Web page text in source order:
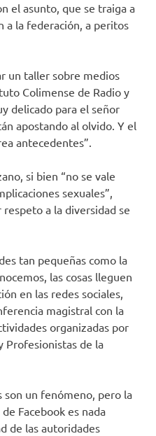
el asunto, que se traiga a
a la federación, a peritos
un taller sobre medios
Colimense de Radio y
delicado para el señor
apostando al olvido. Y el
antecedentes”.
si bien “no se vale
sexuales”,
a la diversidad se
tan pequeñas como la
las cosas lleguen
en las redes sociales,
magistral con la
organizadas por
Profesionistas de la
son un fenómeno, pero la
Facebook es nada
de las autoridades